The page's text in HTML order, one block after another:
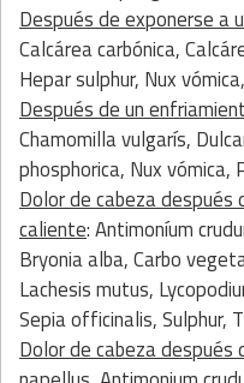
Después de exponerse a
Calcárea carbónica,
Hepar sulphur, Nux
Después de un
Chamomilla vulgarís,
phosphorica, Nux vómica,
Dolor de cabeza después
caliente: Antimoníum
Bryonia alba, Carbo
Lachesis mutus,
Sepia officinalis, Sulphur,
Dolor de cabeza después